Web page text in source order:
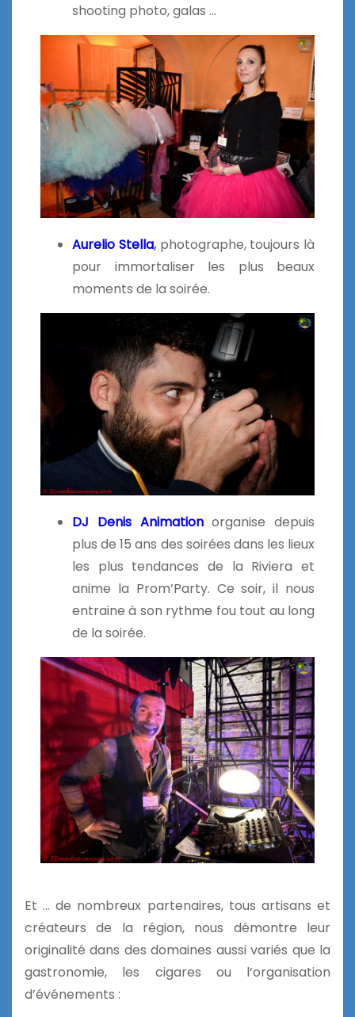
shooting photo, galas …
Aurelio Stella,photographe, toujours là
pour immortaliser les plus beaux
moments de la soirée.
DJ Denis Animationorganise depuis
plus de 15 ans des soirées dans les lieux
les plus tendances de la Riviera et
anime la Prom’Party. Ce soir, il nous
entraine à son rythme fou tout au long
de la soirée.
Et … de nombreux partenaires, tous artisans et
créateurs de la région, nous démontre leur
originalité dans des domaines aussi variés que la
gastronomie, les cigares ou l’organisation
d’événements :